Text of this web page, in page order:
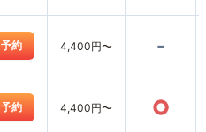
予約 4,400円〜 -
予約 4,400円〜 ○